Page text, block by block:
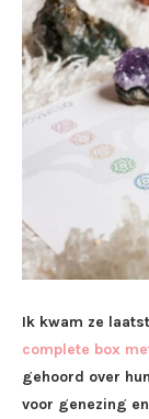
Ik kwam ze
complete box
gehoord over
voor genezing